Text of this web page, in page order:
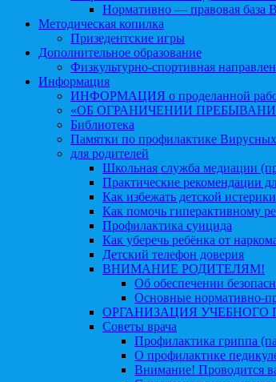
Нормативно — правовая
Методическая копилка
Призедентские игры
Дополнительное образование
Физкультурно-спортивная
Информация
ИНФОРМАЦИЯ о проделанной
«ОБ ОГРАНИЧЕНИИ
Библиотека
Памятки по профилактике
для родителей
Школьная служба медиации
Практические рекомендации
Как избежать детской истерики
Как помочь гиперактивному
Профилактика суицида
Как уберечь ребёнка от
Детский телефон доверия
ВНИМАНИЕ РОДИТЕЛЯМ!
Об обеспечении
Основные нормативно-
ОРГАНИЗАЦИЯ УЧЕБНОГО
Советы врача
Профилактика гриппа
О профилактике
Внимание! Проводится